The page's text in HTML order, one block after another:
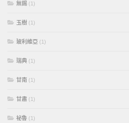
無錫 (1)
玉樹 (1)
玻利維亞 (1)
瑞典 (1)
甘南 (1)
甘肅 (1)
祕魯 (1)